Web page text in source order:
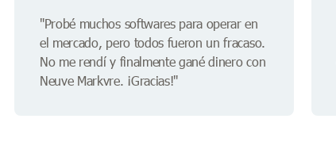
"Probé muchos softwares para operar en
el mercado, pero todos fueron un fracaso.
No me rendí y finalmente gané dinero con
Neuve Markvre. ¡Gracias!"